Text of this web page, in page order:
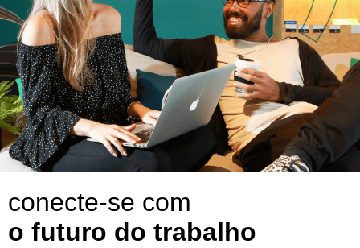
conecte-se com
o futuro do trabalho